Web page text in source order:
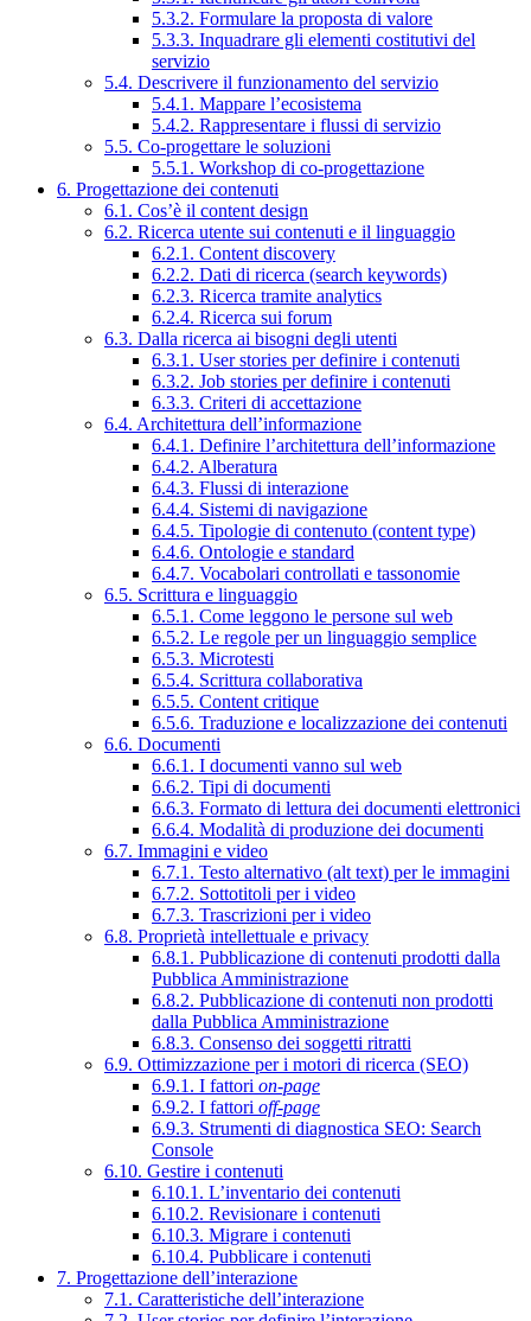
5.3.2. Formulare la proposta di valore
5.3.3. Inquadrare gli elementi costitutivi del
servizio
5.4. Descrivere il funzionamento del servizio
5.4.1. Mappare l’ecosistema
5.4.2. Rappresentare i flussi di servizio
5.5. Co-progettare le soluzioni
5.5.1. Workshop di co-progettazione
6. Progettazione dei contenuti
6.1. Cos’è il content design
6.2. Ricerca utente sui contenuti e il linguaggio
6.2.1. Content discovery
6.2.2. Dati di ricerca (search keywords)
6.2.3. Ricerca tramite analytics
6.2.4. Ricerca sui forum
6.3. Dalla ricerca ai bisogni degli utenti
6.3.1. User stories per definire i contenuti
6.3.2. Job stories per definire i contenuti
6.3.3. Criteri di accettazione
6.4. Architettura dell’informazione
6.4.1. Definire l’architettura dell’informazione
6.4.2. Alberatura
6.4.3. Flussi di interazione
6.4.4. Sistemi di navigazione
6.4.5. Tipologie di contenuto (content type)
6.4.6. Ontologie e standard
6.4.7. Vocabolari controllati e tassonomie
6.5. Scrittura e linguaggio
6.5.1. Come leggono le persone sul web
6.5.2. Le regole per un linguaggio semplice
6.5.3. Microtesti
6.5.4. Scrittura collaborativa
6.5.5. Content critique
6.5.6. Traduzione e localizzazione dei contenuti
6.6. Documenti
6.6.1. I documenti vanno sul web
6.6.2. Tipi di documenti
6.6.3. Formato di lettura dei documenti elettronici
6.6.4. Modalità di produzione dei documenti
6.7. Immagini e video
6.7.1. Testo alternativo (alt text) per le immagini
6.7.2. Sottotitoli per i video
6.7.3. Trascrizioni per i video
6.8. Proprietà intellettuale e privacy
6.8.1. Pubblicazione di contenuti prodotti dalla
Pubblica Amministrazione
6.8.2. Pubblicazione di contenuti non prodotti
dalla Pubblica Amministrazione
6.8.3. Consenso dei soggetti ritratti
6.9. Ottimizzazione per i motori di ricerca (SEO)
6.9.1. I fattori on-page
6.9.2. I fattori off-page
6.9.3. Strumenti di diagnostica SEO: Search
Console
6.10. Gestire i contenuti
6.10.1. L’inventario dei contenuti
6.10.2. Revisionare i contenuti
6.10.3. Migrare i contenuti
6.10.4. Pubblicare i contenuti
7. Progettazione dell’interazione
7.1. Caratteristiche dell’interazione